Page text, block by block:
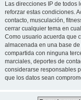
Las direcciones IP de todos
reforzar estas condiciones.
contacto, musculación,
cerrar cualquier tema en
Como usuario acuerda que
almacenada en una base
compartida con ninguna
marciales, deportes de
considerarse responsables
que los datos sean